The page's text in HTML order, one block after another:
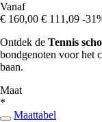
Vanaf
€ 160,00 € 111,09 -
Ontdek de Tennis
bondgenoten voor het
baan.
Maat
*
Maattabel